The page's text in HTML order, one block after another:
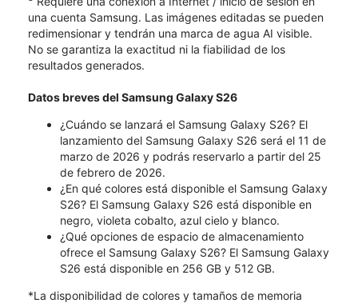
una cuenta Samsung. Las imágenes editadas se pueden
redimensionar y tendrán una marca de agua AI visible.
No se garantiza la exactitud ni la fiabilidad de los
resultados generados.
Datos breves del Samsung Galaxy S26
¿Cuándo se lanzará el Samsung Galaxy S26? El
lanzamiento del Samsung Galaxy S26 será el 11 de
marzo de 2026 y podrás reservarlo a partir del 25
de febrero de 2026.
¿En qué colores está disponible el Samsung Galaxy
S26? El Samsung Galaxy S26 está disponible en
negro, violeta cobalto, azul cielo y blanco.
¿Qué opciones de espacio de almacenamiento
ofrece el Samsung Galaxy S26? El Samsung Galaxy
S26 está disponible en 256 GB y 512 GB.
*La disponibilidad de colores y tamaños de memoria